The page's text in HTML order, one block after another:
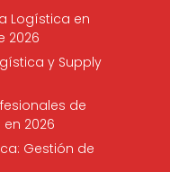
Logística en
2026
y Supply
de
2026
Gestión de